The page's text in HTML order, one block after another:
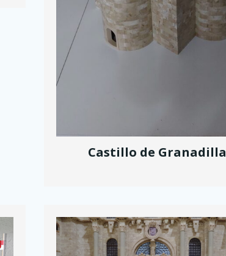
Castillo de Granadilla